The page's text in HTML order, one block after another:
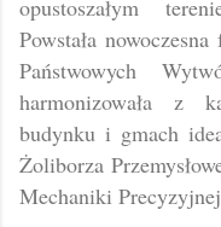
opustoszałym
Powstała
Państwowych
harmonizowała z
budynku i gmach
Żoliborza
Mechaniki